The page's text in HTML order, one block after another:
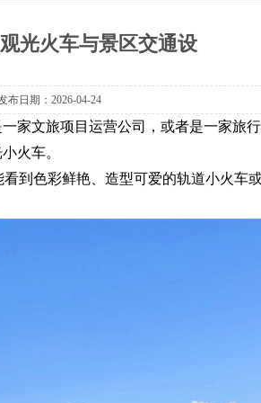
光火车与景区交通设
布日期：2026-04-24
家文旅项目运营公司，或者是一家旅
火车。
到色彩鲜艳、造型可爱的轨道小火车